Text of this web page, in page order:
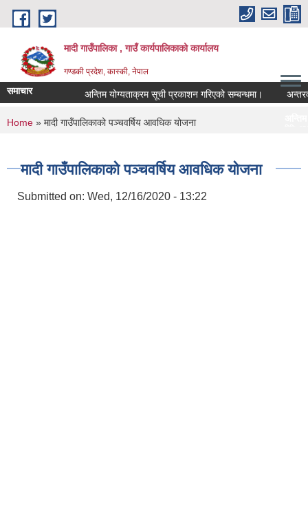
Skip to main content
मादी गाउँपालिका , गाउँ कार्यपालिकाको कार्यालय
गण्डकी प्रदेश, कास्की, नेपाल
समाचार अन्तिम योग्यताक्रम सूची प्रकाशन गरिएको सम्बन्धमा। अन्तरवार्ता
You are here
Home » मादी गाउँपालिकाको पञ्चवर्षिय आवधिक योजना
मादी गाउँपालिकाको पञ्चवर्षिय आवधिक योजना
Submitted on: Wed, 12/16/2020 - 13:22